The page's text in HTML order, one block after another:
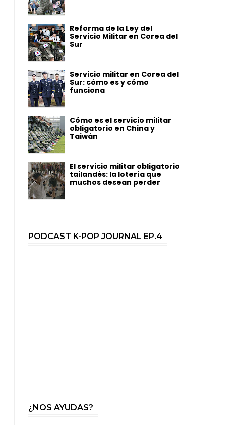
Reforma de la Ley del
Servicio Militar en Corea del
Sur
Servicio militar en Corea del
Sur: cómo es y cómo
funciona
Cómo es el servicio militar
obligatorio en China y
Taiwán
El servicio militar obligatorio
tailandés: la lotería que
muchos desean perder
PODCAST K-POP JOURNAL EP.4
¿NOS AYUDAS?